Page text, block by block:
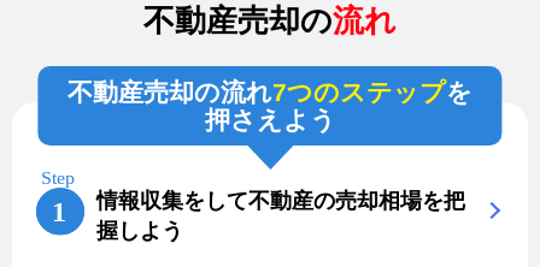
不動産売却の流れ
不動産売却の流れ7つのステップを
押さえよう
情報収集をして不動産の売却相場を把
握しよう